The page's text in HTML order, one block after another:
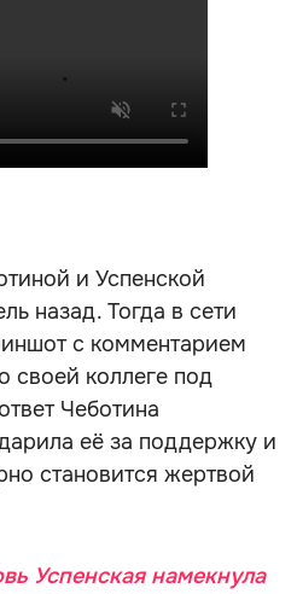
и Успенской
назад. Тогда в сети
с комментарием
своей коллеге под
Чеботина
её за поддержку и
становится жертвой
Успенская намекнула